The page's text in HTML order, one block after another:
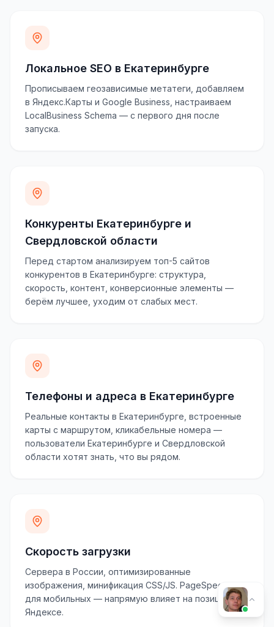
Локальное SEO в Екатеринбурге
Прописываем геозависимые метатеги, добавляем
в Яндекс.Карты и Google Business, настраиваем
LocalBusiness Schema — с первого дня после
запуска.
Конкуренты Екатеринбурге и
Свердловской области
Перед стартом анализируем топ-5 сайтов
конкурентов в Екатеринбурге: структура,
скорость, контент, конверсионные элементы —
берём лучшее, уходим от слабых мест.
Телефоны и адреса в Екатеринбурге
Реальные контакты в Екатеринбурге, встроенные
карты с маршрутом, кликабельные номера —
пользователи Екатеринбурге и Свердловской
области хотят знать, что вы рядом.
Скорость загрузки
Сервера в России, оптимизированные
изображения, минификация CSS/JS. PageSpeed 70+
для мобильных — напрямую влияет на позиции в
Яндексе.